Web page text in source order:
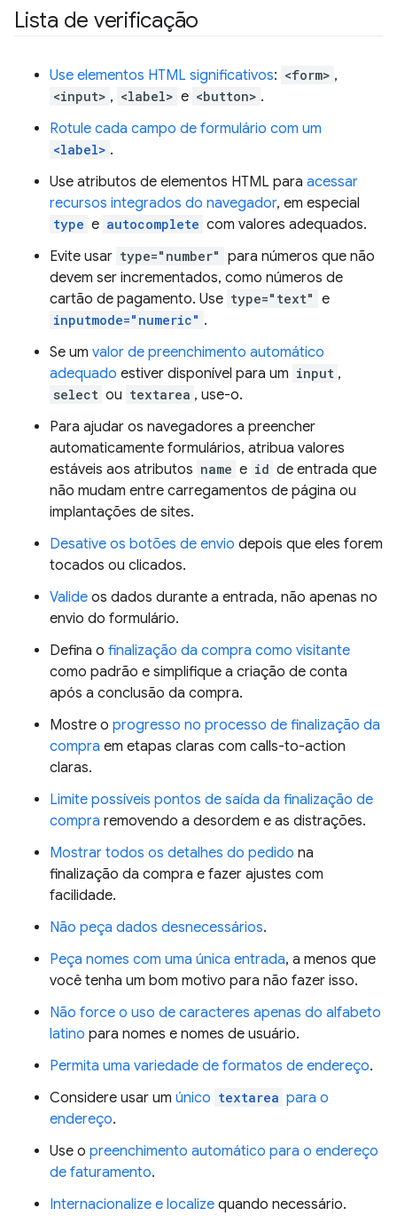
Lista de verificação
Use elementos HTML significativos: <form> ,
<input> , <label> e <button> .
Rotule cada campo de formulário com um
<label> .
Use atributos de elementos HTML para acessar
recursos integrados do navegador, em especial
type e autocomplete com valores adequados.
Evite usar type="number" para números que não
devem ser incrementados, como números de
cartão de pagamento. Use type="text" e
inputmode="numeric" .
Se um valor de preenchimento automático
adequado estiver disponível para um input ,
select ou textarea , use-o.
Para ajudar os navegadores a preencher
automaticamente formulários, atribua valores
estáveis aos atributos name e id de entrada que
não mudam entre carregamentos de página ou
implantações de sites.
Desative os botões de envio depois que eles forem
tocados ou clicados.
Valide os dados durante a entrada, não apenas no
envio do formulário.
Defina o finalização da compra como visitante
como padrão e simplifique a criação de conta
após a conclusão da compra.
Mostre o progresso no processo de finalização da
compra em etapas claras com calls-to-action
claras.
Limite possíveis pontos de saída da finalização de
compra removendo a desordem e as distrações.
Mostrar todos os detalhes do pedido na
finalização da compra e fazer ajustes com
facilidade.
Não peça dados desnecessários.
Peça nomes com uma única entrada, a menos que
você tenha um bom motivo para não fazer isso.
Não force o uso de caracteres apenas do alfabeto
latino para nomes e nomes de usuário.
Permita uma variedade de formatos de endereço.
Considere usar um único textarea para o
endereço.
Use o preenchimento automático para o endereço
de faturamento.
Internacionalize e localize quando necessário.